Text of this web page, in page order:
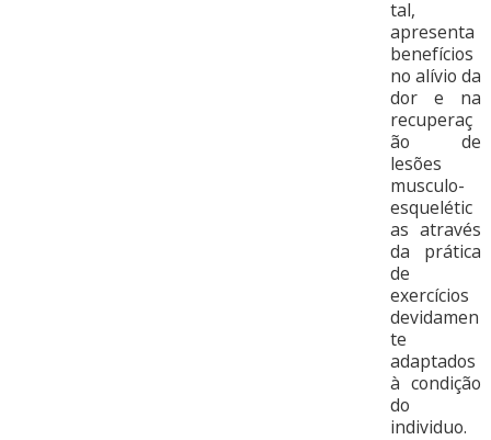
tal,
apresenta
benefícios
no alívio da
dor e na
recuperaç
ão de
lesões
musculo-
esquelétic
as através
da prática
de
exercícios
devidamen
te
adaptados
à condição
do
individuo.